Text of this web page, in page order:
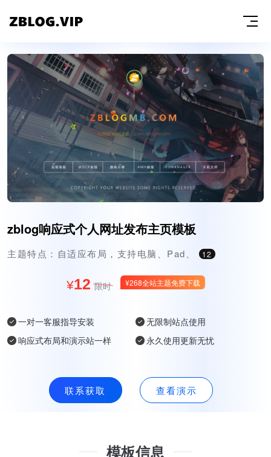
zblog响应式个人网址发布主页模板
主题特点：自适应布局，支持电脑、Pad、 12
¥12 限时 ¥268全站主题免费下载
一对一客服指导安装
无限制站点使用
响应式布局和演示站一样
永久使用更新无忧
联系获取 查看演示
模板信息